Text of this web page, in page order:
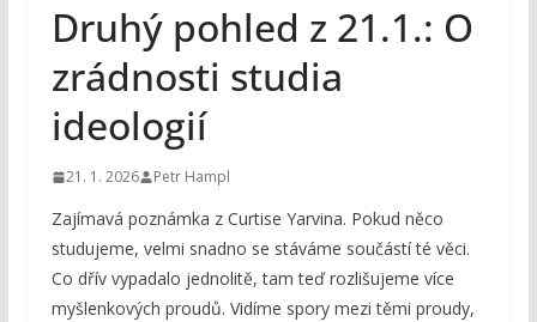
Druhý pohled z 21.1.: O
zrádnosti studia
ideologií
21. 1. 2026 Petr Hampl
Zajímavá poznámka z Curtise Yarvina. Pokud něco
studujeme, velmi snadno se stáváme součástí té věci.
Co dřív vypadalo jednolitě, tam teď rozlišujeme více
myšlenkových proudů. Vidíme spory mezi těmi proudy,